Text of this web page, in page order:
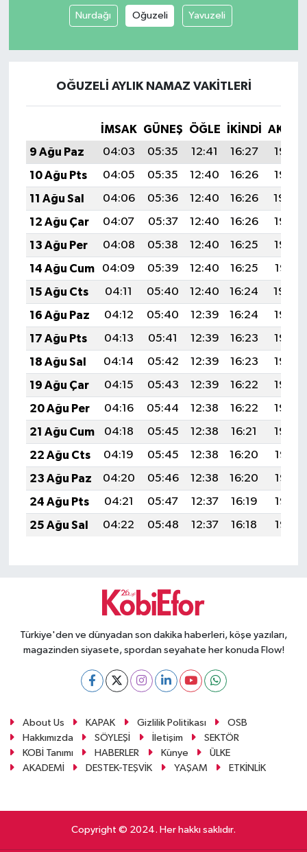
Nurdağı Oğuzeli Yavuzeli
OĞUZELI AYLIK NAMAZ VAKITLERI
İMSAK GÜNEŞ ÖĞLE İKINDI
9 Ağu Paz
04:03 05:35 12:41 16:27
19:37
10 Ağu Pts
04:05 05:35 12:40 16:26
19:35
11 Ağu Sal
04:06 05:36 12:40 16:26
19:34
12 Ağu Çar
04:07 05:37 12:40 16:26
19:33
13 Ağu Per
04:08 05:38 12:40 16:25
19:32
14 Ağu Cum
04:09 05:39 12:40 16:25
19:31
15 Ağu Cts
04:11 05:40 12:40 16:24
19:30
16 Ağu Paz
04:12 05:40 12:39 16:24
19:28
17 Ağu Pts
04:13 05:41 12:39 16:23
19:27
18 Ağu Sal
04:14 05:42 12:39 16:23
19:26
19 Ağu Çar
04:15 05:43 12:39 16:22
19:25
20 Ağu Per
04:16 05:44 12:38 16:22
19:23
21 Ağu Cum
04:18 05:45 12:38 16:21
19:22
22 Ağu Cts
04:19 05:45 12:38 16:20
19:21
23 Ağu Paz
04:20 05:46 12:38 16:20
19:19
24 Ağu Pts
04:21 05:47 12:37 16:19
19:18
25 Ağu Sal
04:22 05:48 12:37 16:18 19:17
Türkiye'den ve dünyadan son dakika haberleri, köşe yazıları,
magazinden siyasete, spordan seyahate her konuda Flow!
About Us KAPAK Gizlilik Politikası
OSB
Hakkımızda
SÖYLEŞİ İletişim
SEKTÖR
KOBİ Tanımı
HABERLER Künye
ÜLKE
AKADEMİ
DESTEK-TEŞVİK YAŞAM ETKİNLİK
Copyright © 2024. Her hakkı saklıdır.